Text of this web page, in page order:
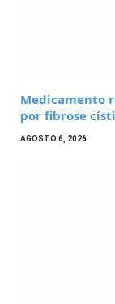
Medicamento
por fibrose
AGOSTO 6, 2026